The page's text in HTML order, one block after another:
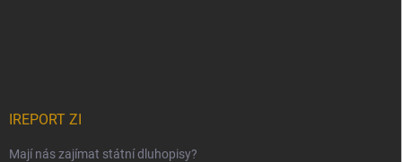
IREPORT ZI
Mají nás zajímat státní dluhopisy?